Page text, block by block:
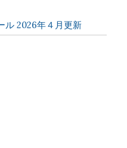
2026年４月更新